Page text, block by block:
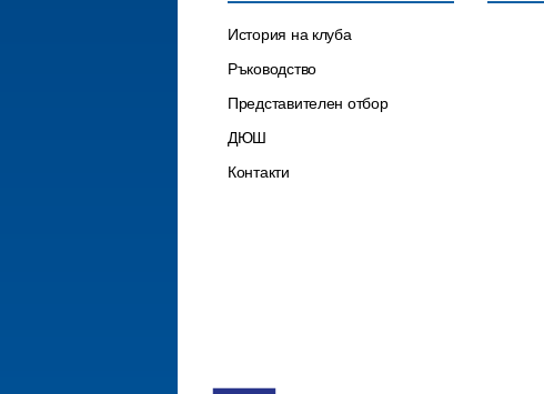
История на клуба
Ръководство
Представителен отбор
ДЮШ
Контакти